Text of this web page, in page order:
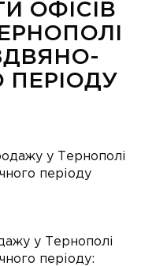
ОФІСІВ
ПЕРІОДУ
у Тернополі
періоду: